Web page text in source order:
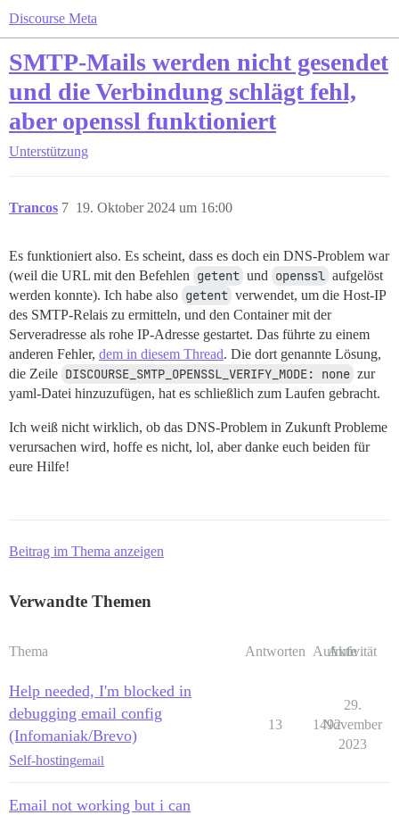
Discourse Meta
SMTP-Mails werden nicht gesendet
und die Verbindung schlägt fehl,
aber openssl funktioniert
Unterstützung
Trancos 19. Oktober 2024 um 16:00
7
Es funktioniert also. Es scheint, dass es doch ein DNS-Problem war
(weil die URL mit den Befehlen getent und openssl aufgelöst
werden konnte). Ich habe also getent verwendet, um die Host-IP
des SMTP-Relais zu ermitteln, und den Container mit der
Serveradresse als rohe IP-Adresse gestartet. Das führte zu einem
anderen Fehler, dem in diesem Thread. Die dort genannte Lösung,
die Zeile DISCOURSE_SMTP_OPENSSL_VERIFY_MODE: none zur
yaml-Datei hinzuzufügen, hat es schließlich zum Laufen gebracht.
Ich weiß nicht wirklich, ob das DNS-Problem in Zukunft Probleme
verursachen wird, hoffe es nicht, lol, aber danke euch beiden für
eure Hilfe!
Beitrag im Thema anzeigen
Verwandte Themen
Thema Antworten Aufrufe
Aktivität
Help needed, I'm blocked in
debugging email config
(Infomaniak/Brevo)
Self-hostingemail
13 1492
29.
November
2023
Email not working but i can